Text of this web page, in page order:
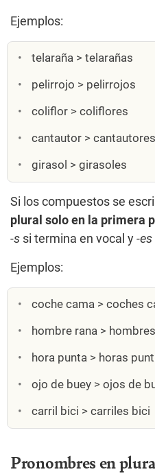
Ejemplos:
telaraña > telarañas
pelirrojo > pelirrojos
coliflor > coliflores
cantautor > cantautores
girasol > girasoles
Si los compuestos se
plural solo en la primera
-s si termina en vocal y -es
Ejemplos:
coche cama > coches
hombre rana >
hora punta > horas
ojo de buey > ojos de
carril bici > carriles bici
Pronombres en